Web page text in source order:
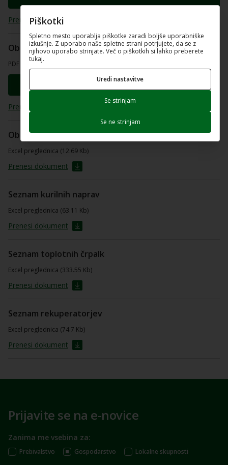
Prenesi dokument
Obrazec Vloga
PDF dokument (268.58 Kb)
Prenesi dokument
Obrazec Seznam lastnikov
Excel preglednica (12.69 Kb)
Prenesi dokument
Seznam kurilnih naprav
Excel preglednica (63.11 Kb)
Prenesi dokument
Seznam toplotnih črpalk
Excel preglednica (333.55 Kb)
Prenesi dokument
Seznam rekuperatorjev
Excel preglednica (74.7 Kb)
Prenesi dokument
Prijavite se na e-novice
Zanima me vsebina za:
Prebivalstvo Gospodarstvo Lokalne skupnosti
Piškotki
Spletno mesto uporablja piškotke zaradi boljše uporabniške
izkušnje. Z uporabo naše spletne strani potrjujete, da se z
njihovo uporabo strinjate. Več o piškotkih si lahko preberete
tukaj.
Uredi nastavitve
Se strinjam
Se ne strinjam